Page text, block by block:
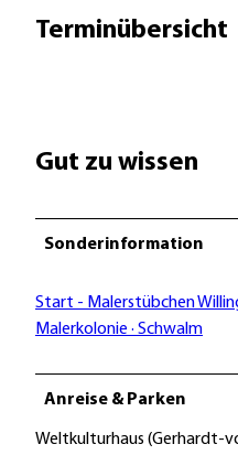
Terminübersicht
Gut zu wissen
Sonderinformation
Start - Malerstübchen
Malerkolonie · Schwalm
Anreise & Parken
Weltkulturhaus (Gerhardt-